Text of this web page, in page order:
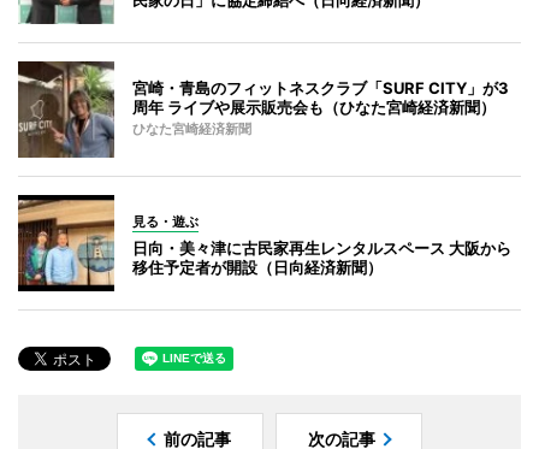
宮崎・青島のフィットネスクラブ「SURF CITY」が3
周年 ライブや展示販売会も（ひなた宮崎経済新聞）
ひなた宮崎経済新聞
見る・遊ぶ
日向・美々津に古民家再生レンタルスペース 大阪から
移住予定者が開設（日向経済新聞）
前の記事 次の記事